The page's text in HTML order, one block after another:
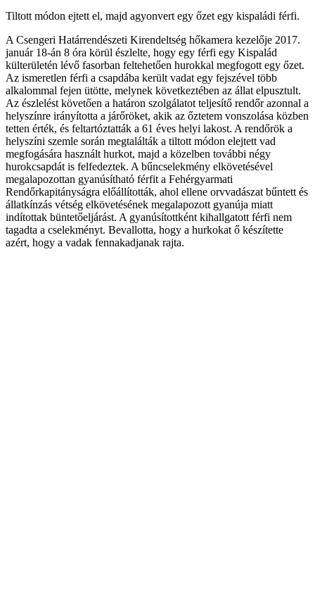
Tiltott módon ejtett el, majd agyonvert egy őzet egy kispaládi férfi.
A Csengeri Határrendészeti Kirendeltség hőkamera kezelője 2017.
január 18-án 8 óra körül észlelte, hogy egy férfi egy Kispalád
külterületén lévő fasorban feltehetően hurokkal megfogott egy őzet.
Az ismeretlen férfi a csapdába került vadat egy fejszével több
alkalommal fejen ütötte, melynek következtében az állat elpusztult.
Az észlelést követően a határon szolgálatot teljesítő rendőr azonnal a
helyszínre irányította a járőröket, akik az őztetem vonszolása közben
tetten érték, és feltartóztatták a 61 éves helyi lakost. A rendőrök a
helyszíni szemle során megtalálták a tiltott módon elejtett vad
megfogására használt hurkot, majd a közelben további négy
hurokcsapdát is felfedeztek. A bűncselekmény elkövetésével
megalapozottan gyanúsítható férfit a Fehérgyarmati
Rendőrkapitányságra előállították, ahol ellene orvvadászat bűntett és
állatkínzás vétség elkövetésének megalapozott gyanúja miatt
indítottak büntetőeljárást. A gyanúsítottként kihallgatott férfi nem
tagadta a cselekményt. Bevallotta, hogy a hurkokat ő készítette
azért, hogy a vadak fennakadjanak rajta.